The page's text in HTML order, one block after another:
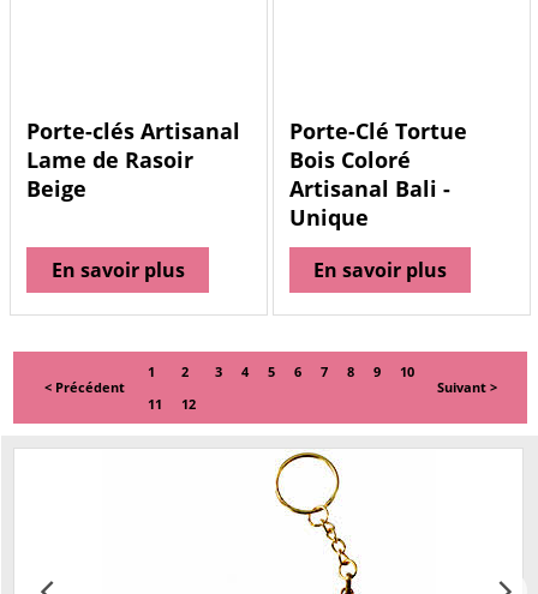
Porte-clés Artisanal
Lame de Rasoir
Beige
En savoir plus
Porte-Clé Tortue
Bois Coloré
Artisanal Bali -
Unique
En savoir plus
< Précédent
1 2 3 4 5 6 7 8 9
10
11
12
Suivant >